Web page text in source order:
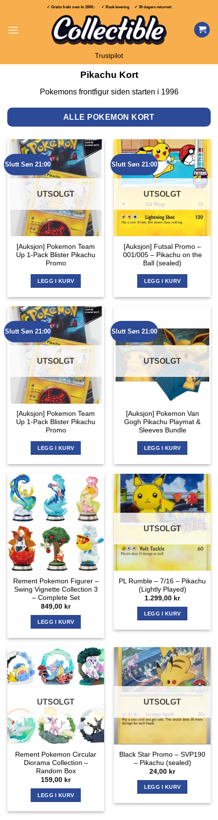
content
✓ Gratis frakt over kr 2000,-✓ Rask levering ✓ 30 dagers returrett
Trustpilot
Pikachu Kort
Pokemons frontfigur siden starten i 1996
ALLE POKEMON KORT
Slutt Søn 21:00
UTSOLGT
[Auksjon] Pokemon Team
Up 1-Pack Blister Pikachu
Promo
LEGG I KURV
Slutt Søn 21:00
UTSOLGT
[Auksjon] Futsal Promo –
001/005 – Pikachu on the
Ball (sealed)
LEGG I KURV
Slutt Søn 21:00
UTSOLGT
[Auksjon] Pokemon Team
Up 1-Pack Blister Pikachu
Promo
LEGG I KURV
Slutt Søn 21:00
UTSOLGT
[Auksjon] Pokemon Van
Gogh Pikachu Playmat &
Sleeves Bundle
LEGG I KURV
Rement Pokemon Figurer –
Swing Vignette Collection 3
– Complete Set
849,00 kr
LEGG I KURV
UTSOLGT
PL Rumble – 7/16 – Pikachu
(Lightly Played)
1.299,00 kr
LEGG I KURV
UTSOLGT
Rement Pokemon Circular
Diorama Collection –
Random Box
159,00 kr
LEGG I KURV
UTSOLGT
Black Star Promo – SVP190
– Pikachu (sealed)
24,00 kr
LEGG I KURV